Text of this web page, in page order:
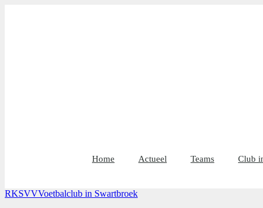
Home Actueel Teams Club
RKSVVVoetbalclub in Swartbroek